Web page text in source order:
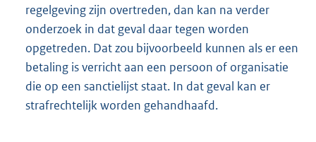
regelgeving zijn overtreden, dan kan na verder
onderzoek in dat geval daar tegen worden
opgetreden. Dat zou bijvoorbeeld kunnen als er een
betaling is verricht aan een persoon of organisatie
die op een sanctielijst staat. In dat geval kan er
strafrechtelijk worden gehandhaafd.